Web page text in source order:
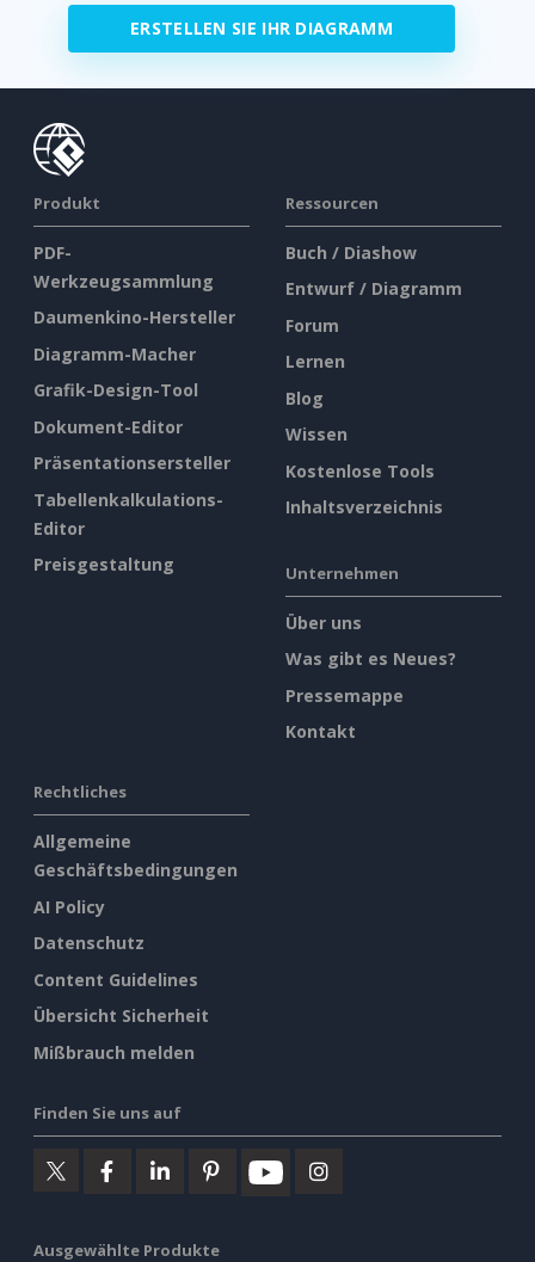
ERSTELLEN SIE IHR DIAGRAMM
Produkt
PDF-
Werkzeugsammlung
Daumenkino-Hersteller
Diagramm-Macher
Grafik-Design-Tool
Dokument-Editor
Präsentationsersteller
Tabellenkalkulations-
Editor
Preisgestaltung
Ressourcen
Buch / Diashow
Entwurf / Diagramm
Forum
Lernen
Blog
Wissen
Kostenlose Tools
Inhaltsverzeichnis
Unternehmen
Über uns
Was gibt es Neues?
Pressemappe
Kontakt
Rechtliches
Allgemeine
Geschäftsbedingungen
AI Policy
Datenschutz
Content Guidelines
Übersicht Sicherheit
Mißbrauch melden
Finden Sie uns auf
Ausgewählte Produkte